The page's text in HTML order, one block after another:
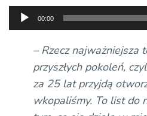
Odtwarzacz
plików
dźwiękowych
00:00
– Rzecz najważniejsza
przyszłych pokoleń,
za 25 lat przyjdą
wkopaliśmy. To list do